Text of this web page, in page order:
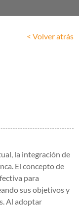
< Volver atrás
la integración de
El concepto de
para
sus objetivos y
Al adoptar